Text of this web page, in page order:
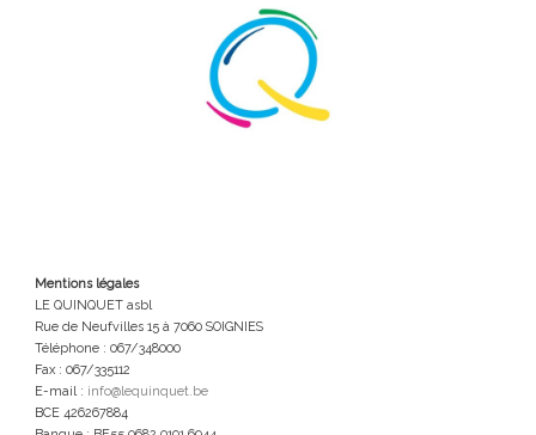
Mentions légales
LE QUINQUET asbl
Rue de Neufvilles 15 à 7060 SOIGNIES
Téléphone : 067/348000
Fax : 067/335112
E-mail : info@lequinquet.be
BCE 426267884